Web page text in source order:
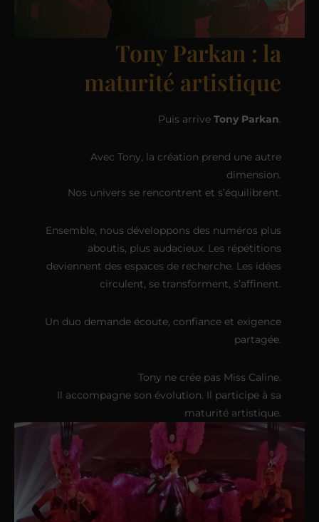
Tony Parkan : la
maturité artistique
Puis arriveTony Parkan.
Avec Tony, la création prend une autre
dimension.
Nos univers se rencontrent et s’équilibrent.
Ensemble, nous développons des numéros plus
aboutis, plus audacieux. Les répétitions
deviennent des espaces de recherche. Les idées
circulent, se transforment, s’affinent.
Un duo demande écoute, confiance et exigence
partagée.
Tony ne crée pas Miss Caline.
Il accompagne son évolution. Il participe à sa
maturité artistique.